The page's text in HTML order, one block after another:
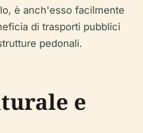
è anch'esso facilmente
di trasporti pubblici
pedonali.
e